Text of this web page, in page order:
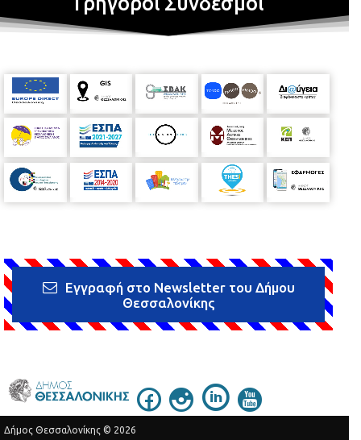
Εγγραφή στο Newsletter του Δήμου
Θεσσαλονίκης
Δήμος Θεσσαλονίκης © 2026